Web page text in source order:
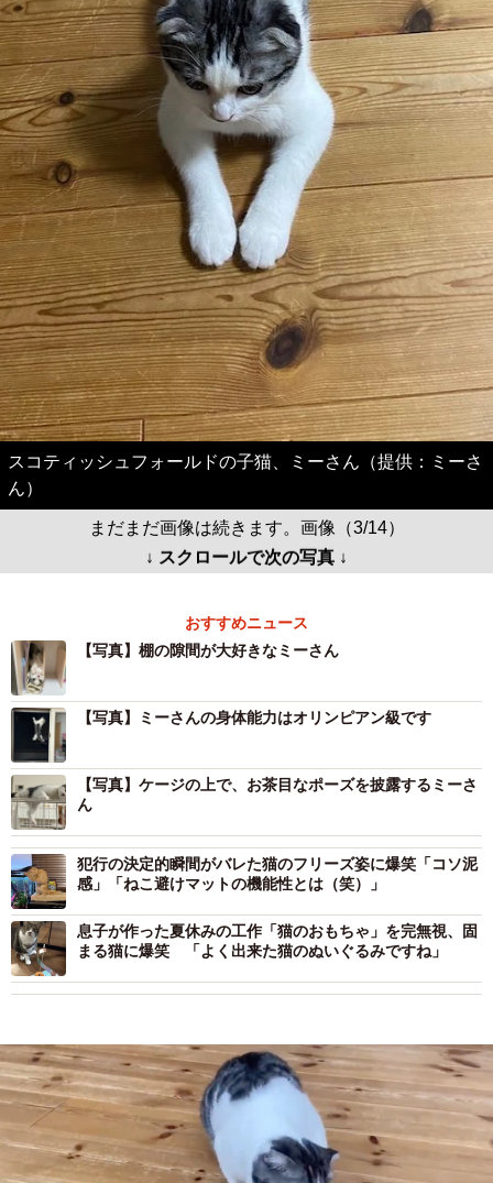
スコティッシュフォールドの子猫、ミーさん（提供：ミーさ
ん）
まだまだ画像は続きます。画像（3/14）
↓ スクロールで次の写真 ↓
おすすめニュース
【写真】棚の隙間が大好きなミーさん
【写真】ミーさんの身体能力はオリンピアン級です
【写真】ケージの上で、お茶目なポーズを披露するミーさ
ん
犯行の決定的瞬間がバレた猫のフリーズ姿に爆笑「コソ泥
感」「ねこ避けマットの機能性とは（笑）」
息子が作った夏休みの工作「猫のおもちゃ」を完無視、固
まる猫に爆笑 「よく出来た猫のぬいぐるみですね」